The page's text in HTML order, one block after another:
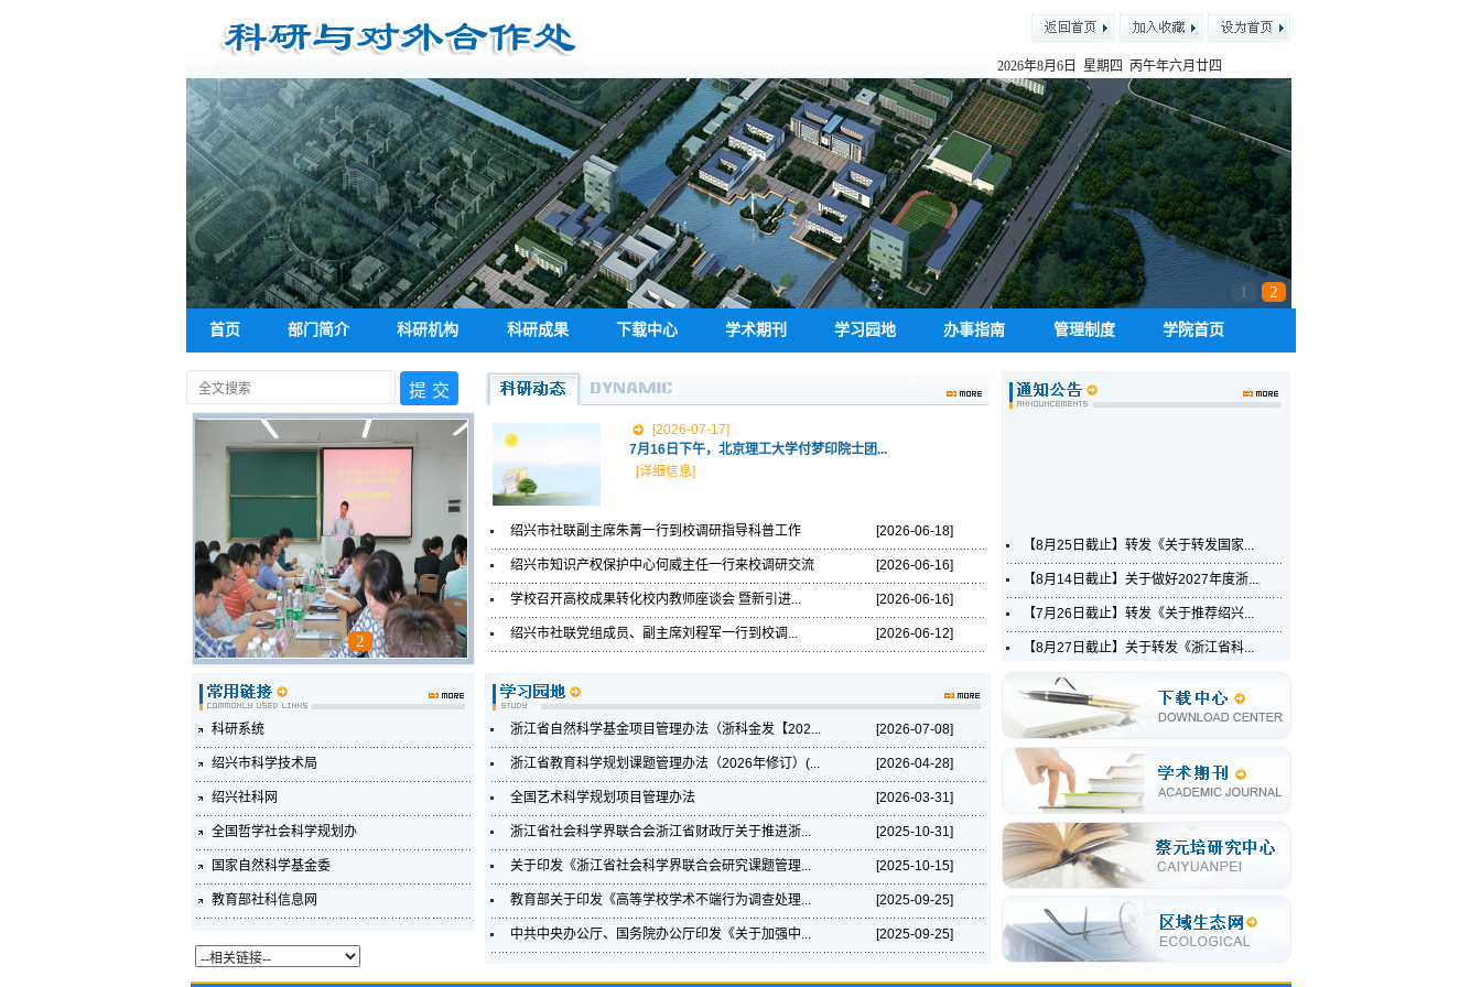
2026年8月6日 星期四 丙午年六月廿四
1 2
首页 部门简介 科研机构 科研成果 下载中心 学术期刊 学习园地 办事指南 管理制度 学院首页
1 2 3 4 5
科研系统
绍兴市科学技术局
绍兴社科网
全国哲学社会科学规划办
国家自然科学基金委
教育部社科信息网
[2026-07-17]
7月16日下午，北京理工大学付梦印院士团...
[详细信息]
绍兴市社联副主席朱菁一行到校调研指导科普工作 [2026-06-18]
绍兴市知识产权保护中心何威主任一行来校调研交流 [2026-06-16]
学校召开高校成果转化校内教师座谈会 暨新引进... [2026-06-16]
绍兴市社联党组成员、副主席刘程军一行到校调... [2026-06-12]
浙江省自然科学基金项目管理办法（浙科金发【202... [2026-07-08]
浙江省教育科学规划课题管理办法（2026年修订）(... [2026-04-28]
全国艺术科学规划项目管理办法 [2026-03-31]
浙江省社会科学界联合会浙江省财政厅关于推进浙... [2025-10-31]
关于印发《浙江省社会科学界联合会研究课题管理... [2025-10-15]
教育部关于印发《高等学校学术不端行为调查处理... [2025-09-25]
中共中央办公厅、国务院办公厅印发《关于加强中... [2025-09-25]
【8月25日截止】转发《关于转发国家...
【8月14日截止】关于做好2027年度浙...
【7月26日截止】转发《关于推荐绍兴...
【8月27日截止】关于转发《浙江省科...
关于报送各二级学院学术委员会组成...
【8月19日截止】关于做好2026年国家...
【7月20日截止】关于开展2027年浙江...
【7月26日截止】关于2026年度国家社...
【8月10日截止】2026年度《国家哲学...
【8月2日截止】关于转发浙江省科技...